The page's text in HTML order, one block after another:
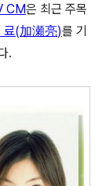
CM은 최근 주목
료(加瀬亮)를 기
.